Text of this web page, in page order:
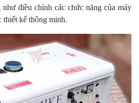
như điều chỉnh các chức năng của máy
thiết kế thông minh.